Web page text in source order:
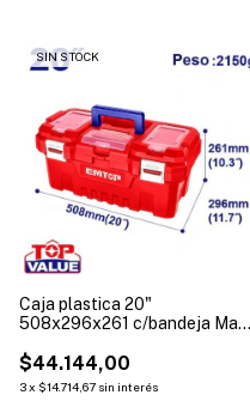
SIN STOCK
Caja plastica 20"
508x296x261 c/bandeja Max
$44.144,00
3x $14.714,67 sin interés